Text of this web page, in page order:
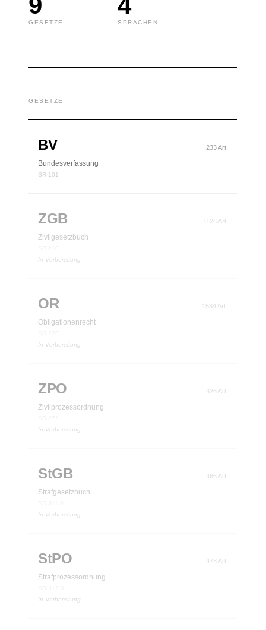
GESETZE SPRACHEN
GESETZE
BV 233 Art.
Bundesverfassung
SR 101
ZGB 1126 Art.
Zivilgesetzbuch
In Vorbereitung
OR 1584 Art.
Obligationenrecht
In Vorbereitung
ZPO 426 Art.
Zivilprozessordnung
In Vorbereitung
StGB 466 Art.
Strafgesetzbuch
In Vorbereitung
StPO 478 Art.
Strafprozessordnung
In Vorbereitung